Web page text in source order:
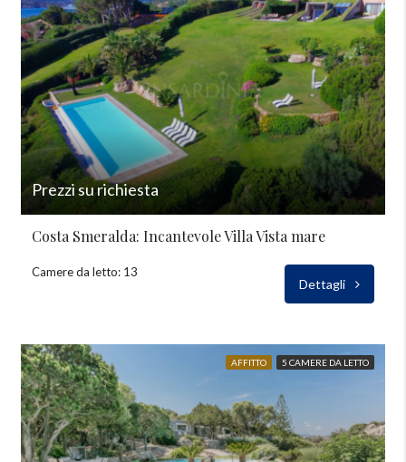
Prezzi su richiesta
Costa Smeralda: Incantevole Villa Vista mare
Camere da letto: 13
Dettagli
AFFITTO 5 CAMERE DA LETTO